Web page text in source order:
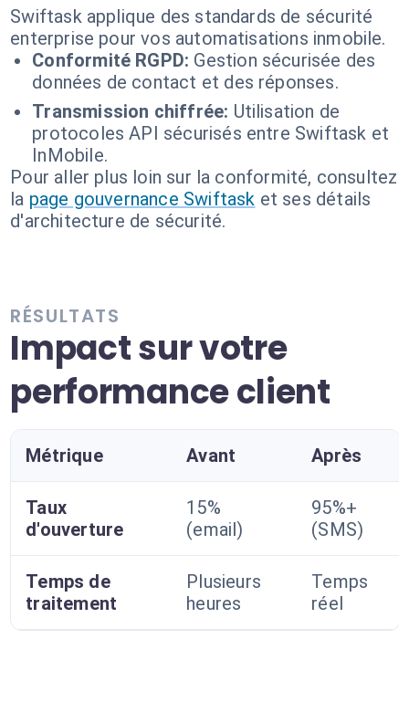
Swiftask applique des standards de sécurité
enterprise pour vos automatisations inmobile.
Conformité RGPD: Gestion sécurisée des
données de contact et des réponses.
Transmission chiffrée: Utilisation de
protocoles API sécurisés entre Swiftask et
InMobile.
Pour aller plus loin sur la conformité, consultez
la page gouvernance Swiftask et ses détails
d'architecture de sécurité.
RÉSULTATS
Impact sur votre
performance client
Métrique Avant Après
Taux
d'ouverture
15%
(email)
95%+
(SMS)
Temps de
traitement
Plusieurs
heures
Temps
réel